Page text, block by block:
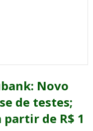
Novo
de testes;
de R$ 1